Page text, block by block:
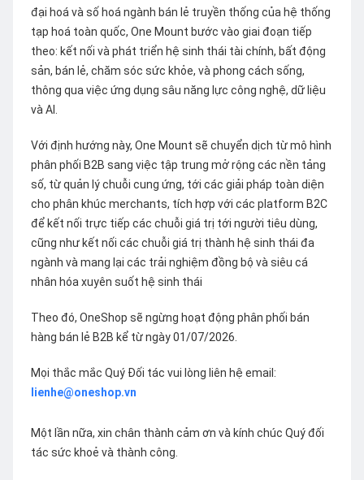
đại hoá và số hoá ngành bán lẻ truyền thống của hệ thống
tạp hoá toàn quốc, One Mount bước vào giai đoạn tiếp
theo: kết nối và phát triển hệ sinh thái tài chính, bất động
sản, bán lẻ, chăm sóc sức khỏe, và phong cách sống,
thông qua việc ứng dụng sâu năng lực công nghệ, dữ liệu
và AI.
Với định hướng này, One Mount sẽ chuyển dịch từ mô hình
phân phối B2B sang việc tập trung mở rộng các nền tảng
số, từ quản lý chuỗi cung ứng, tới các giải pháp toàn diện
cho phân khúc merchants, tích hợp với các platform B2C
để kết nối trực tiếp các chuỗi giá trị tới người tiêu dùng,
cũng như kết nối các chuỗi giá trị thành hệ sinh thái đa
ngành và mang lại các trải nghiệm đồng bộ và siêu cá
nhân hóa xuyên suốt hệ sinh thái
Theo đó, OneShop sẽ ngừng hoạt động phân phối bán
hàng bán lẻ B2B kể từ ngày 01/07/2026.
Mọi thắc mắc Quý Đối tác vui lòng liên hệ email:
lienhe@oneshop.vn
Một lần nữa, xin chân thành cảm ơn và kính chúc Quý đối
tác sức khoẻ và thành công.